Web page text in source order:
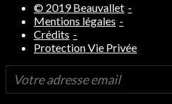
© 2019 Beauvallet
Mentions légales
Crédits
Protection Vie Privée